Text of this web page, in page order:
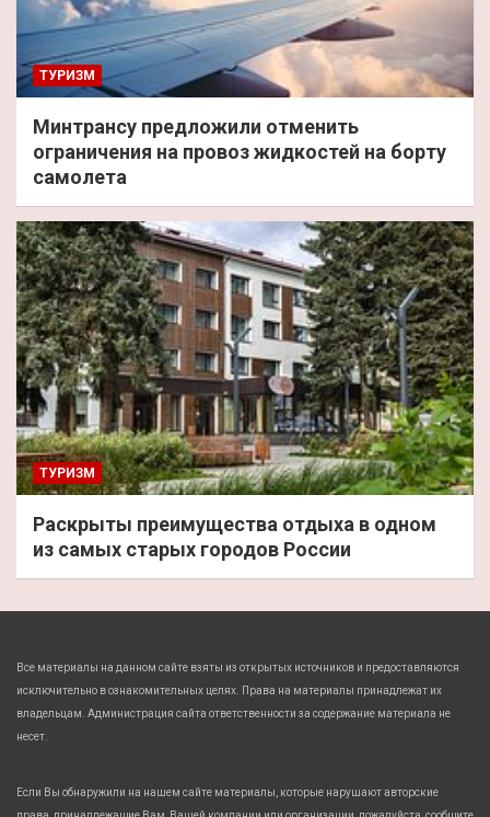
ТУРИЗМ
Минтрансу предложили отменить
ограничения на провоз жидкостей на борту
самолета
ТУРИЗМ
Раскрыты преимущества отдыха в одном
из самых старых городов России
Все материалы на данном сайте взяты из открытых источников и предоставляются
исключительно в ознакомительных целях. Права на материалы принадлежат их
владельцам. Администрация сайта ответственности за содержание материала не
несет.
Если Вы обнаружили на нашем сайте материалы, которые нарушают авторские